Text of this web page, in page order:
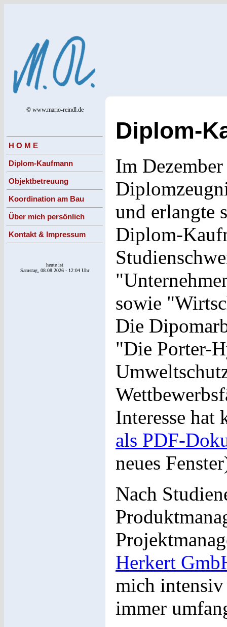
© www.mario-reindl.de
H O M E
Diplom-Kaufmann
Objektbetreuung
Koordination am Bau
Über mich persönlich
Kontakt & Impressum
heute ist
Samstag, 08.08.2026 - 12:04 Uhr
Diplom-
Im
und erlangte
Diplom-
sowie
Die
"Die Porter-
Interesse hat
als PDF-
neues
Nach
Herkert
mich
immer